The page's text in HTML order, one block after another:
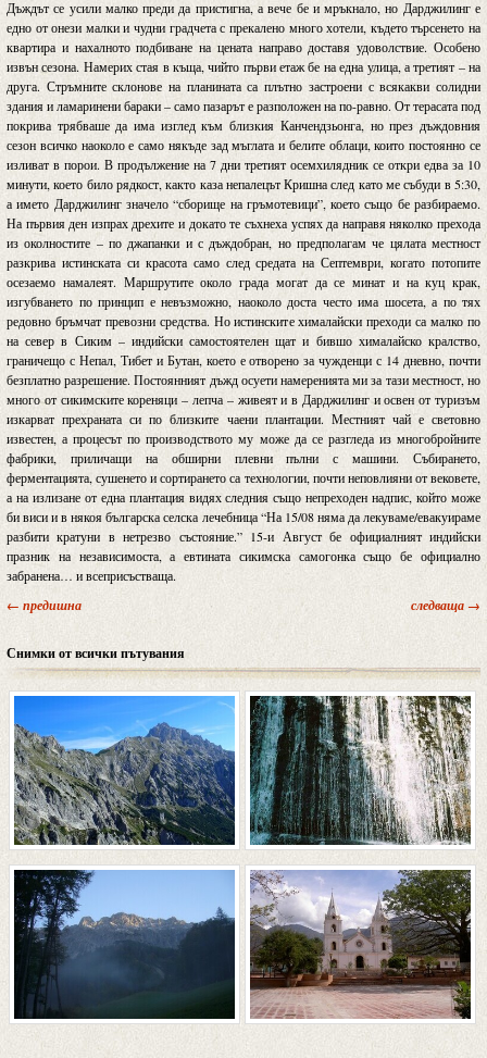
Дъждът се усили малко преди да пристигна, а вече бе и мръкнало, но Дарджилинг е
едно от онези малки и чудни градчета с прекалено много хотели, където търсенето на
квартира и нахалното подбиване на цената направо доставя удоволствие. Особено
извън сезона. Намерих стая в къща, чийто първи етаж бе на една улица, а третият – на
друга. Стръмните склонове на планината са плътно застроени с всякакви солидни
здания и ламаринени бараки – само пазарът е разположен на по-равно. От терасата под
покрива трябваше да има изглед към близкия Канчендзьонга, но през дъждовния
сезон всичко наоколо е само някъде зад мъглата и белите облаци, които постоянно се
изливат в порои. В продължение на 7 дни третият осемхилядник се откри едва за 10
минути, което било рядкост, както каза непалецът Кришна след като ме събуди в 5:30,
а името Дарджилинг значело “сборище на гръмотевици”, което също бе разбираемо.
На първия ден изпрах дрехите и докато те съхнеха успях да направя няколко прехода
из околностите – по джапанки и с дъждобран, но предполагам че цялата местност
разкрива истинската си красота само след средата на Септември, когато потопите
осезаемо намалеят. Маршрутите около града могат да се минат и на куц крак,
изгубването по принцип е невъзможно, наоколо доста често има шосета, а по тях
редовно бръмчат превозни средства. Но истинските хималайски преходи са малко по
на север в Сиким – индийски самостоятелен щат и бившо хималайско кралство,
граничещо с Непал, Тибет и Бутан, което е отворено за чужденци с 14 дневно, почти
безплатно разрешение. Постоянният дъжд осуети намеренията ми за тази местност, но
много от сикимските кореняци – лепча – живеят и в Дарджилинг и освен от туризъм
изкарват прехраната си по близките чаени плантации. Местният чай е световно
известен, а процесът по производството му може да се разгледа из многобройните
фабрики, приличащи на обширни плевни пълни с машини. Събирането,
ферментацията, сушенето и сортирането са технологии, почти неповлияни от вековете,
а на излизане от една плантация видях следния също непреходен надпис, който може
би виси и в някоя българска селска лечебница “На 15/08 няма да лекуваме/евакуираме
разбити кратуни в нетрезво състояние.” 15-и Август бе официалният индийски
празник на независимоста, а евтината сикимска самогонка също бе официално
забранена… и всеприсъстваща.
← предишна следваща →
Снимки от всички пътувания